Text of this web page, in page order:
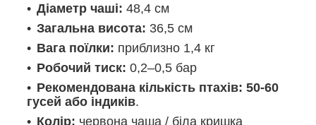
Діаметр чаші: 48,4 см
Загальна висота: 36,5 см
Вага поїлки: приблизно 1,4 кг
Робочий тиск: 0,2–0,5 бар
Рекомендована кількість птахів: 50-60
гусей або індиків.
Колір: червона чаша / біла кришка